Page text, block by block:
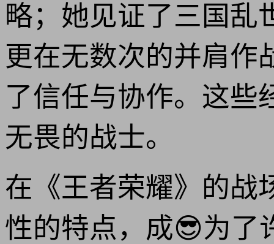
略；她见证了三国乱
更在无数次的并肩作
了信任与协作。这些
无畏的战士。
在《王者荣耀》的战
性的特点，成😎为了